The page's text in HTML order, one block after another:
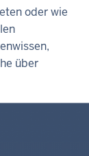
oder wie
über